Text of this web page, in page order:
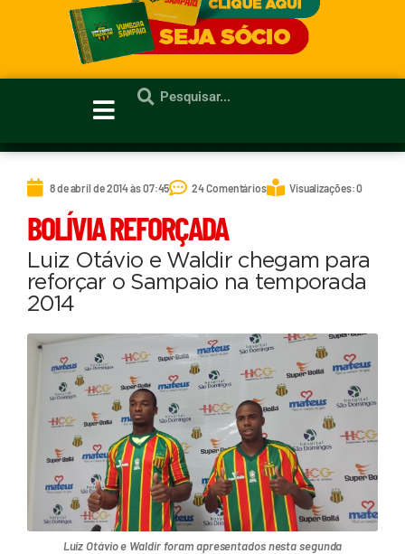
8 de abril de 2014 às 07:45 24 Comentários Visualizações: 0
BOLÍVIA REFORÇADA
Luiz Otávio e Waldir chegam para
reforçar o Sampaio na temporada
2014
Luiz Otávio e Waldir foram apresentados nesta segunda